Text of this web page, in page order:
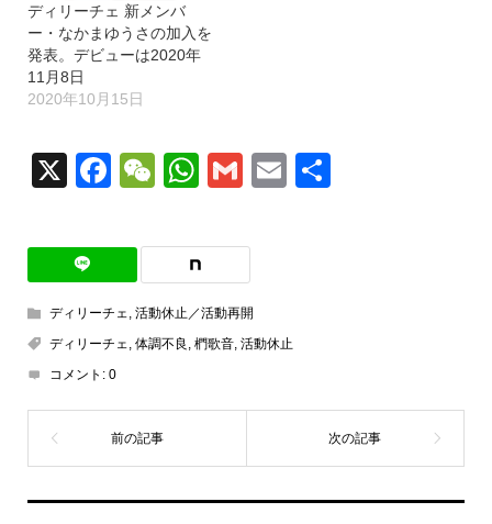
ディリーチェ 新メンバ
ー・なかまゆうさの加入を
発表。デビューは2020年
11月8日
2020年10月15日
X Facebook
WeChat
WhatsApp
GmailEmail
ディリーチェ 活動休止／活動再開
ディリーチェ 体調不良 椚歌音, 活動休止
コメント: 0